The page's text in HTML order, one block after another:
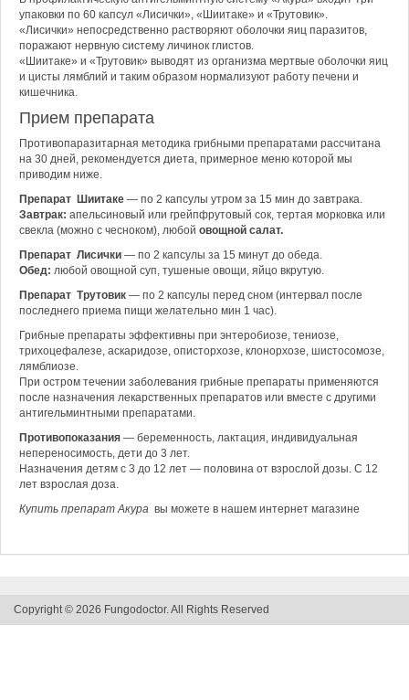
упаковки по 60 капсул «Лисички», «Шиитаке» и «Трутовик».
«Лисички» непосредственно растворяют оболочки яиц паразитов,
поражают нервную систему личинок глистов.
«Шиитаке» и «Трутовик» выводят из организма мертвые оболочки яиц
и цисты лямблий и таким образом нормализуют работу печени и
кишечника.
Прием препарата
Противопаразитарная методика грибными препаратами рассчитана
на 30 дней, рекомендуется диета, примерное меню которой мы
приводим ниже.
Препарат Шиитаке — по 2 капсулы утром за 15 мин до завтрака.
Завтрак: апельсиновый или грейпфрутовый сок, тертая морковка или
свекла (можно с чесноком), любой овощной салат.
Препарат Лисички — по 2 капсулы за 15 минут до обеда.
Обед: любой овощной суп, тушеные овощи, яйцо вкрутую.
Препарат Трутовик — по 2 капсулы перед сном (интервал после
последнего приема пищи желательно мин 1 час).
Грибные препараты эффективны при энтеробиозе, тениозе,
трихоцефалезе, аскаридозе, описторхозе, клонорхозе, шистосомозе,
лямблиозе.
При остром течении заболевания грибные препараты применяются
после назначения лекарственных препаратов или вместе с другими
антигельминтными препаратами.
Противопоказания — беременность, лактация, индивидуальная
непереносимость, дети до 3 лет.
Назначения детям с 3 до 12 лет — половина от взрослой дозы. С 12
лет взрослая доза.
Купить препарат Акура вы можете в нашем интернет магазине
Copyright © 2026 Fungodoctor. All Rights Reserved